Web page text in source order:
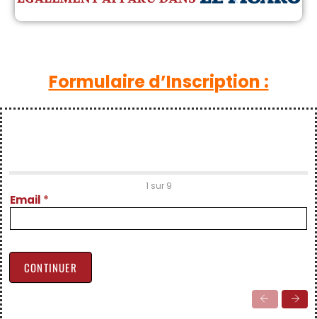
Formulaire d’Inscription :
Spring
2026
1 sur 9
Email *
CONTINUER